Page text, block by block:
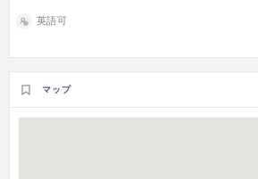
英語可
マップ